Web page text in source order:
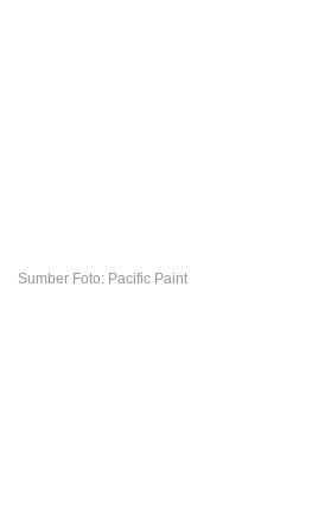
Sumber Foto: Pacific Paint